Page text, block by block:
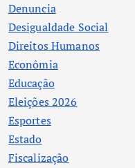
Denuncia
Desigualdade Social
Direitos Humanos
Econômia
Educação
Eleições 2026
Esportes
Estado
Fiscalização